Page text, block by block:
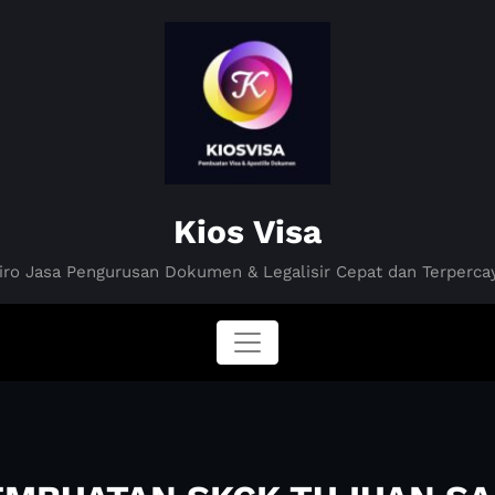
Kios Visa
Jasa Pengurusan Dokumen & Legalisir Cepat dan